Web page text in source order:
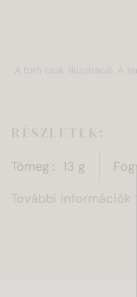
A fotó csak illusztráció. A
RÉSZLETEK:
Tömeg 13 g
További információk